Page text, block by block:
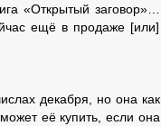
«Открытый заговор»…
ещё в продаже [или]
декабря, но она как
её купить, если она